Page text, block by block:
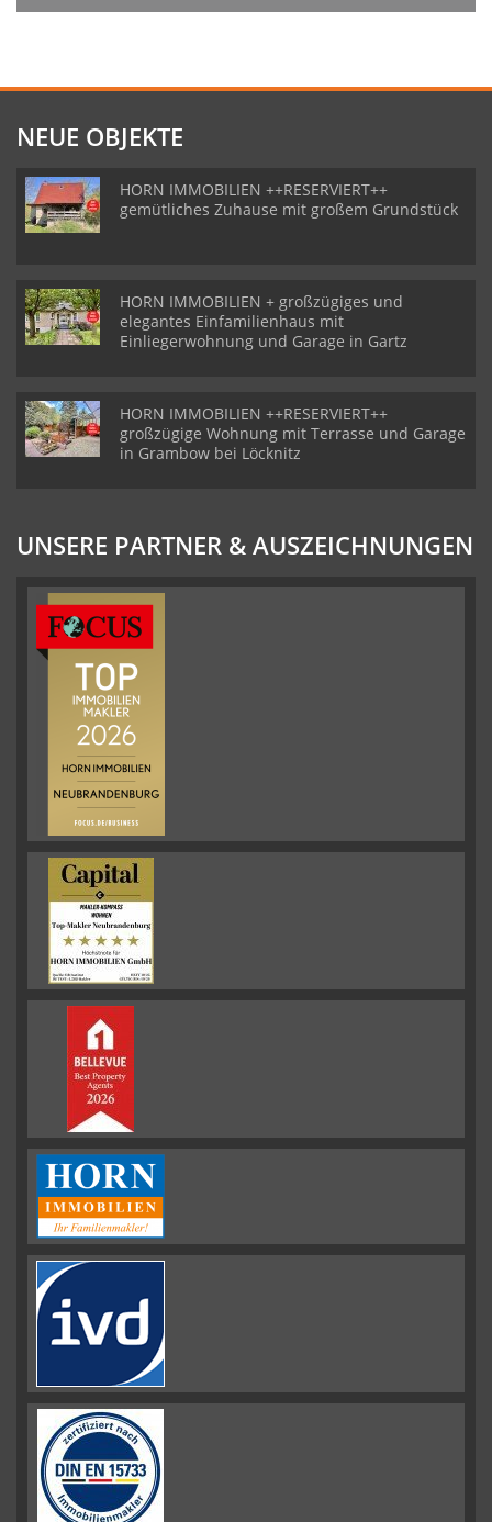
NEUE OBJEKTE
HORN IMMOBILIEN ++RESERVIERT++
gemütliches Zuhause mit großem Grundstück
HORN IMMOBILIEN + großzügiges und
elegantes Einfamilienhaus mit
Einliegerwohnung und Garage in Gartz
HORN IMMOBILIEN ++RESERVIERT++
großzügige Wohnung mit Terrasse und Garage
in Grambow bei Löcknitz
UNSERE PARTNER & AUSZEICHNUNGEN